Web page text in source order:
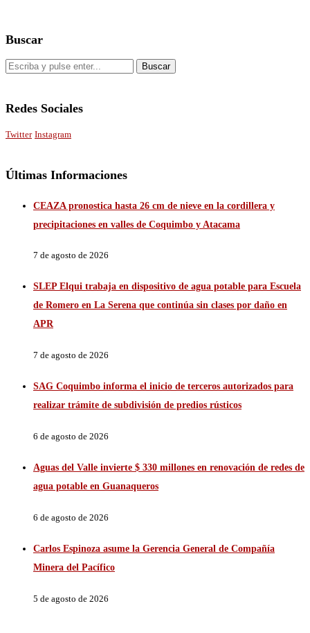
Buscar
Redes Sociales
Twitter Instagram
Últimas Informaciones
CEAZA pronostica hasta 26 cm de nieve en la cordillera y
precipitaciones en valles de Coquimbo y Atacama
7 de agosto de 2026
SLEP Elqui trabaja en dispositivo de agua potable para Escuela
de Romero en La Serena que continúa sin clases por daño en
APR
7 de agosto de 2026
SAG Coquimbo informa el inicio de terceros autorizados para
realizar trámite de subdivisión de predios rústicos
6 de agosto de 2026
Aguas del Valle invierte $ 330 millones en renovación de redes de
agua potable en Guanaqueros
6 de agosto de 2026
Carlos Espinoza asume la Gerencia General de Compañía
Minera del Pacífico
5 de agosto de 2026